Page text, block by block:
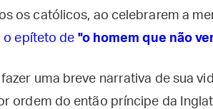
os católicos, ao celebrarem a
o epíteto de "o homem que não
uma breve narrativa de sua
ordem do então príncipe da